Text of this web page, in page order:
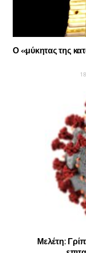
Ο «μύκητας της
Μελέτη: